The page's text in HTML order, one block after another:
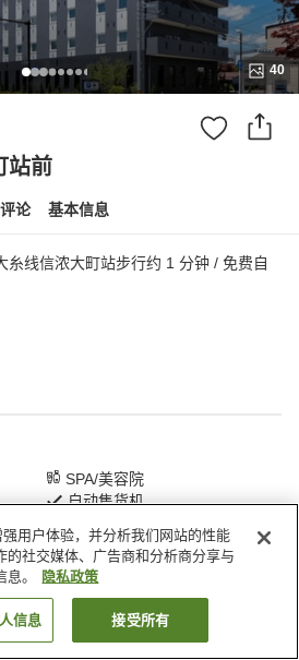
40
站前
评论 基本信息
糸线信浓大町站步行约 1 分钟 / 免费自
SPA/美容院
自动售货机
大町 露樱酒店 信浓大町站前
搜索客房
用户体验，并分析我们网站的性能
的社交媒体、广告商和分析商分享与
。
隐私政策
信息 接受所有